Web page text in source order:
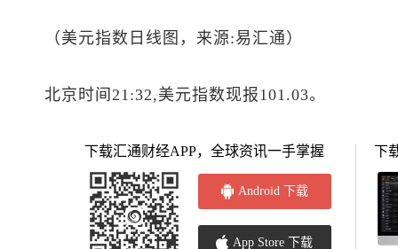
（美元指数 日线图，来源:易汇通）
北京时间21:32, 美元指数现报101.03。
下载汇通财经APP，全球资讯一手掌握
Android 下载
App Store 下载
下